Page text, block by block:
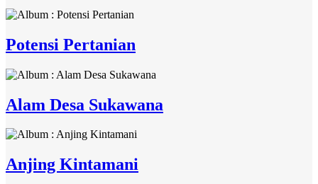
Potensi Pertanian
Alam Desa Sukawana
Anjing Kintamani